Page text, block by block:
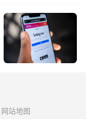
网站地图